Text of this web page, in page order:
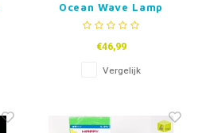
Ocean Wave Lamp
€46,99
Vergelijk